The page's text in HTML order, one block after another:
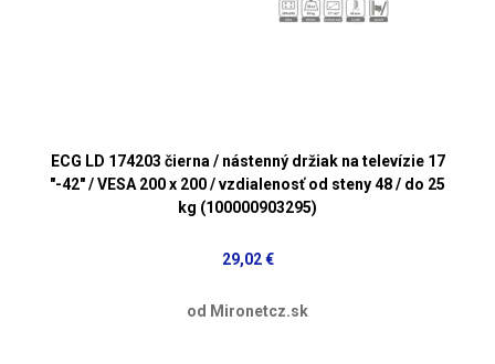
ECG LD 174203 čierna / nástenný držiak na televízie 17
"-42" / VESA 200 x 200 / vzdialenosť od steny 48 / do 25
kg (100000903295)
29,02 €
od Mironetcz.sk